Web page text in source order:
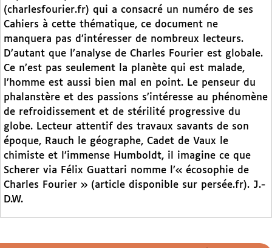
(charlesfourier.fr) qui a consacré un numéro de ses
Cahiers à cette thématique, ce document ne
manquera pas d’intéresser de nombreux lecteurs.
D’autant que l’analyse de Charles Fourier est globale.
Ce n’est pas seulement la planète qui est malade,
l’homme est aussi bien mal en point. Le penseur du
phalanstère et des passions s’intéresse au phénomène
de refroidissement et de stérilité progressive du
globe. Lecteur attentif des travaux savants de son
époque, Rauch le géographe, Cadet de Vaux le
chimiste et l’immense Humboldt, il imagine ce que
Scherer via Félix Guattari nomme l’« écosophie de
Charles Fourier » (article disponible sur persée.fr). J.-
D.W.